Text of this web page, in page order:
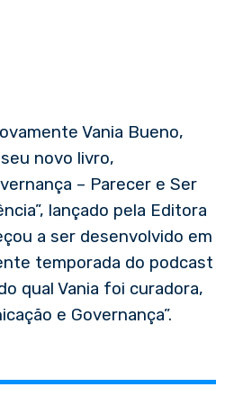
Vania Bueno,
novo livro,
– Parecer e Ser
lançado pela Editora
a ser desenvolvido em
temporada do podcast
qual Vania foi curadora,
e Governança”.